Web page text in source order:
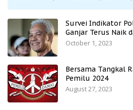
Survei Indikator
Ganjar Terus Naik
October 1, 2023
Bersama Tangkal
Pemilu 2024
August 27, 2023